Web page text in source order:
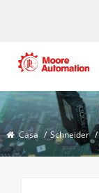
Casa / Schneider /